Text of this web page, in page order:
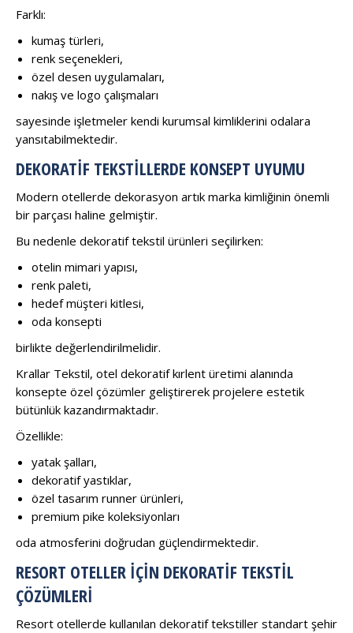
Farklı:
kumaş türleri,
renk seçenekleri,
özel desen uygulamaları,
nakış ve logo çalışmaları
sayesinde işletmeler kendi kurumsal kimliklerini odalara
yansıtabilmektedir.
DEKORATIF TEKSTILLERDE KONSEPT UYUMU
Modern otellerde dekorasyon artık marka kimliğinin önemli
bir parçası haline gelmiştir.
Bu nedenle dekoratif tekstil ürünleri seçilirken:
otelin mimari yapısı,
renk paleti,
hedef müşteri kitlesi,
oda konsepti
birlikte değerlendirilmelidir.
Krallar Tekstil, otel dekoratif kırlent üretimi alanında
konsepte özel çözümler geliştirerek projelere estetik
bütünlük kazandırmaktadır.
Özellikle:
yatak şalları,
dekoratif yastıklar,
özel tasarım runner ürünleri,
premium pike koleksiyonları
oda atmosferini doğrudan güçlendirmektedir.
RESORT OTELLER İÇIN DEKORATIF TEKSTIL
ÇÖZÜMLERI
Resort otellerde kullanılan dekoratif tekstiller standart şehir